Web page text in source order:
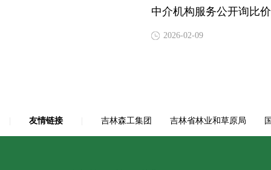
中介机构服务公开询比
2026-02-09
友情链接 吉林森工集团 吉林省林业和草原局